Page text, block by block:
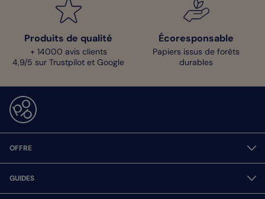
Produits de qualité
+ 14000 avis clients
4,9/5 sur Trustpilot et Google
Écoresponsable
Papiers issus de forêts
durables
OFFRE
GUIDES